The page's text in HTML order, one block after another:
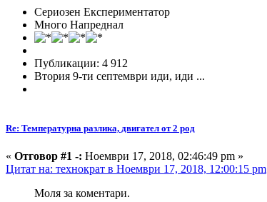
Сериозен Експериментатор
Много Напреднал
Публикации: 4 912
Втория 9-ти септември иди, иди ...
Re: Температурна разлика, двигател от 2 род
« Отговор #1 -: Ноември 17, 2018, 02:46:49 pm »
Цитат на: технократ в Ноември 17, 2018, 12:00:15 pm
Моля за коментари.